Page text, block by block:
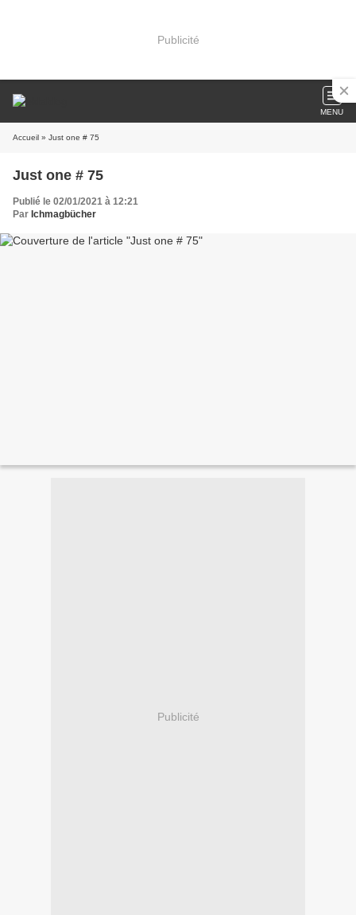
Publicité
MENU
Accueil » Just one # 75
Just one # 75
Publié le 02/01/2021 à 12:21
Par Ichmagbücher
Publicité